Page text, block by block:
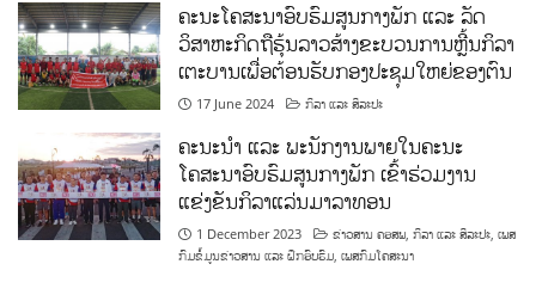
ຄະນະໂຄສະນາອົບຮົມສູນກາງພັກ ແລະ ລັດ
ວິສາຫະກິດຖືຮຸ້ນລາວສ້າງຂະບວນການຫຼີ້ນກິລາ
ເຕະບານເພື່ອຕ້ອນຮັບກອງປະຊຸມໃຫຍ່ຂອງຕົນ
17 June 2024 ກິລາ ແລະ ສິລະປະ
ຄະນະນຳ ແລະ ພະນັກງານພາຍໃນຄະນະ
ໂຄສະນາອົບຮົມສູນກາງພັກ ເຂົ້າຮ່ວມງານ
ແຂ່ງຂັນກິລາແລ່ນມາລາທອນ
1 December 2023 ຂ່າວສານ ຄອສພ,ກິລາ ແລະ ສິລະປະ,ເພສ
ກົມຂໍ້ມູນຂ່າວສານ ແລະ ຝຶກອົບຮົມ,ເພສກົມໂຄສະນາ